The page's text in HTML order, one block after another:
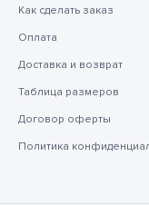
Как сделать заказ
Оплата
Доставка и возврат
Таблица размеров
Договор оферты
Политика